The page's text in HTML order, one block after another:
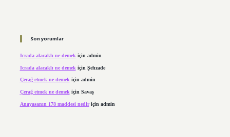
Son yorumlar
Icrada alacaklı ne demek için admin
Icrada alacaklı ne demek için Şehzade
Çerağ etmek ne demekiçin admin
Çerağ etmek ne demek için Savaş
Anayasanın 178 maddesi nediriçin admin